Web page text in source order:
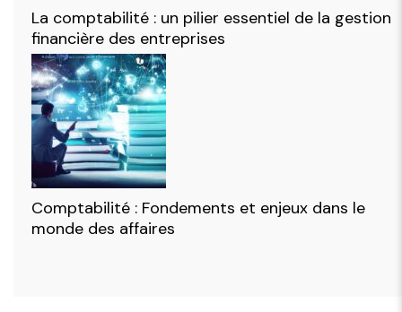
La comptabilité : un pilier essentiel de la gestion
financière des entreprises
Comptabilité : Fondements et enjeux dans le
monde des affaires